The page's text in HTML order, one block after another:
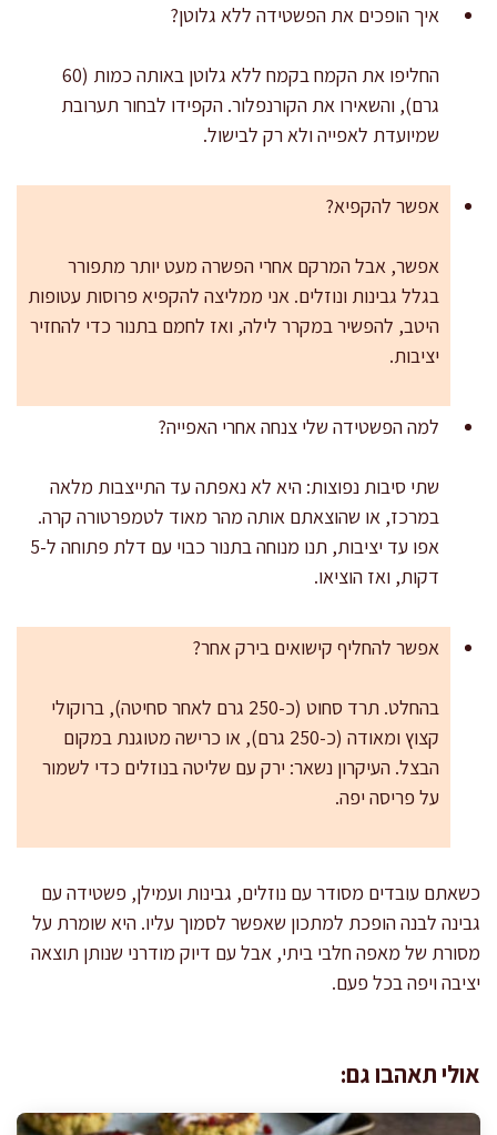
איך הופכים את הפשטידה ללא גלוטן?
החליפו את הקמח בקמח ללא גלוטן באותה כמות (60
גרם), והשאירו את הקורנפלור. הקפידו לבחור תערובת
שמיועדת לאפייה ולא רק לבישול.
אפשר להקפיא?
אפשר, אבל המרקם אחרי הפשרה מעט יותר מתפורר
בגלל גבינות ונוזלים. אני ממליצה להקפיא פרוסות עטופות
היטב, להפשיר במקרר לילה, ואז לחמם בתנור כדי להחזיר
יציבות.
למה הפשטידה שלי צנחה אחרי האפייה?
שתי סיבות נפוצות: היא לא נאפתה עד התייצבות מלאה
במרכז, או שהוצאתם אותה מהר מאוד לטמפרטורה קרה.
אפו עד יציבות, תנו מנוחה בתנור כבוי עם דלת פתוחה ל-5
דקות, ואז הוציאו.
אפשר להחליף קישואים בירק אחר?
בהחלט. תרד סחוט (כ-250 גרם לאחר סחיטה), ברוקולי
קצוץ ומאודה (כ-250 גרם), או כרישה מטוגנת במקום
הבצל. העיקרון נשאר: ירק עם שליטה בנוזלים כדי לשמור
על פריסה יפה.
כשאתם עובדים מסודר עם נוזלים, גבינות ועמילן, פשטידה עם
גבינה לבנה הופכת למתכון שאפשר לסמוך עליו. היא שומרת על
מסורת של מאפה חלבי ביתי, אבל עם דיוק מודרני שנותן תוצאה
יציבה ויפה בכל פעם.
אולי תאהבו גם: